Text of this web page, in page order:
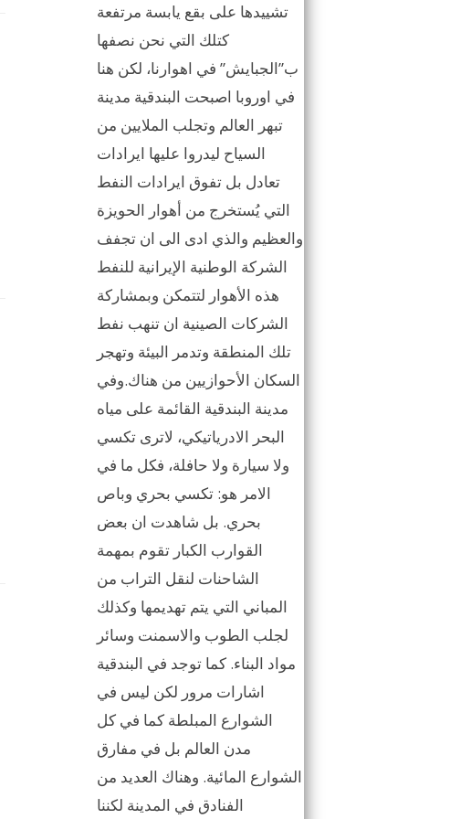
تشييدها على بقع يابسة مرتفعة
كتلك التي نحن نصفها
ب”الجبايش” في اهوارنا، لكن هنا
في اوروبا اصبحت البندقية مدينة
تبهر العالم وتجلب الملايين من
السياح ليدروا عليها ايرادات
تعادل بل تفوق ايرادات النفط
التي يُستخرج من أهوار الحويزة
والعظيم والذي ادى الى ان تجفف
الشركة الوطنية الإيرانية للنفط
هذه الأهوار لتتمكن وبمشاركة
الشركات الصينية ان تنهب نفط
تلك المنطقة وتدمر البيئة وتهجر
السكان الأحوازيين من هناك.وفي
مدينة البندقية القائمة على مياه
البحر الادرياتيكي، لاترى تكسي
ولا سيارة ولا حافلة، فكل ما في
الامر هو: تكسي بحري وباص
بحري. بل شاهدت ان بعض
القوارب الكبار تقوم بمهمة
الشاحنات لنقل التراب من
المباني التي يتم تهديمها وكذلك
لجلب الطوب والاسمنت وسائر
مواد البناء. كما توجد في البندقية
اشارات مرور لكن ليس في
الشوارع المبلطة كما في كل
مدن العالم بل في مفارق
الشوارع المائية. وهناك العديد من
الفنادق في المدينة لكننا